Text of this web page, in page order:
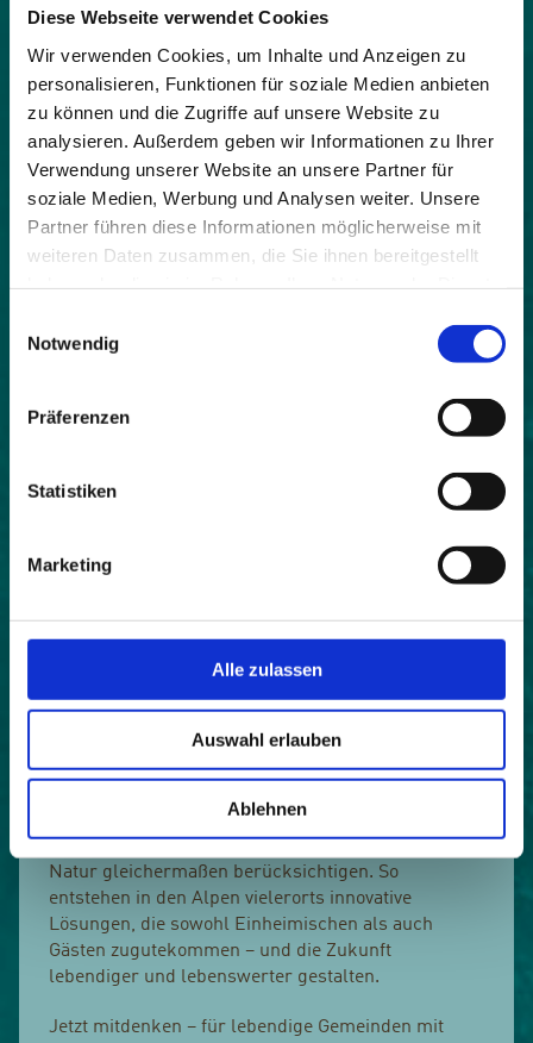
Diese Webseite verwendet Cookies
Wir verwenden Cookies, um Inhalte und Anzeigen zu
personalisieren, Funktionen für soziale Medien anbieten
zu können und die Zugriffe auf unsere Website zu
analysieren. Außerdem geben wir Informationen zu Ihrer
Verwendung unserer Website an unsere Partner für
soziale Medien, Werbung und Analysen weiter. Unsere
Partner führen diese Informationen möglicherweise mit
weiteren Daten zusammen, die Sie ihnen bereitgestellt
Notwendig
Präferenzen
Statistiken
Marketing
Alle zulassen
Auswahl erlauben
Ablehnen
Lebensqualität im Alpenraum,Nachhaltiger Tourismus
Datum:
08.05.2025 09:00 – 12:00
Kontakt:
Maya Simon
Sprache:
Deutsch, Italienisch, Französisch, Slowenisch
Bewohner:innen ein gutes Leben zu ermöglichen –
und gleichzeitig für Gäste einladend zu sein? Wie
Anziehungskraft für Besucher:innen in Einklang
bringen? Wie entsteht Akzeptanz und Freude am
Fragen widmet sich das vierte Webinar von Allianz
in den Alpen und Alpenstadt des Jahres am 08. Mai
2025.
Frische Impulse für lebenswerte Destinationen
Zukunftsorientierte Gemeinden und
Tourismusverbände denken über klassische
Verwaltungsaufgaben hinaus. Sie schaffen Räume
investieren in Austausch mit allen und entwickeln
Natur gleichermaßen berücksichtigen. So
entstehen in den Alpen vielerorts innovative
Lösungen, die sowohl Einheimischen als auch
Gästen zugutekommen – und die Zukunft
lebendiger und lebenswerter gestalten.
Jetzt mitdenken – für lebendige Gemeinden mit